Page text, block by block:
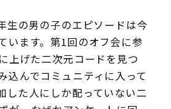
生の男の子のエピソードは今
います。第1回のオフ会に参
上げた二次元コードを見つ
込んでコミュニティに入って
した人にしか配っていない二